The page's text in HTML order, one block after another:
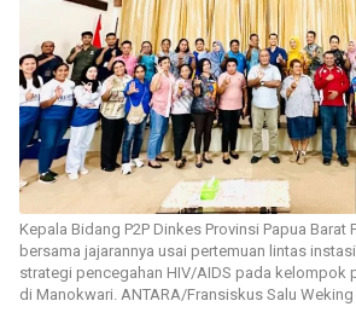
Kepala Bidang P2P Dinkes Provinsi Papua
bersama jajarannya usai pertemuan lintas
strategi pencegahan HIV/AIDS pada kelompok
di Manokwari. ANTARA/Fransiskus Salu Weking